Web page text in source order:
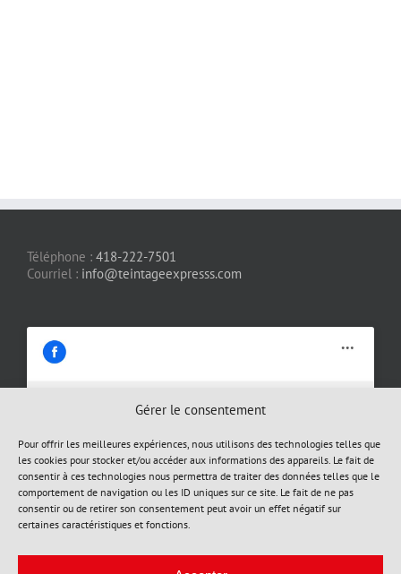
Gérer le consentement
Pour offrir les meilleures expériences, nous utilisons des technologies telles que
les cookies pour stocker et/ou accéder aux informations des appareils. Le fait de
consentir à ces technologies nous permettra de traiter des données telles que le
comportement de navigation ou les ID uniques sur ce site. Le fait de ne pas
consentir ou de retirer son consentement peut avoir un effet négatif sur
certaines caractéristiques et fonctions.
Téléphone : 418-222-7501
Courriel : info@teintageexpresss.com
Cliquez pour accepter les cookies
marketing et activer ce contenu